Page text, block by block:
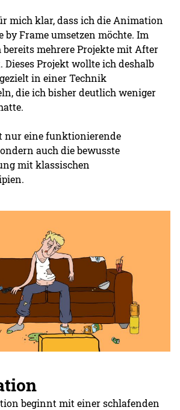
mich klar, dass ich die Animation
by Frame umsetzen möchte. Im
mehrere Projekte mit After
Dieses Projekt wollte ich deshalb
in einer Technik
die ich bisher deutlich weniger
nur eine funktionierende
auch die bewusste
mit klassischen
beginnt mit einer schlafenden